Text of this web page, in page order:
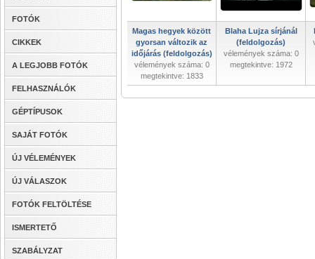
FOTÓK
CIKKEK
A LEGJOBB FOTÓK
FELHASZNÁLÓK
GÉPTÍPUSOK
SAJÁT FOTÓK
ÚJ VÉLEMÉNYEK
ÚJ VÁLASZOK
FOTÓK FELTÖLTÉSE
ISMERTETŐ
SZABÁLYZAT
Magas hegyek között
gyorsan változik az
időjárás (feldolgozás)
vélemények száma: 0
megtekintve: 1833
Blaha Lujza sírjánál
(feldolgozás)
vélemények száma: 0
megtekintve: 1972